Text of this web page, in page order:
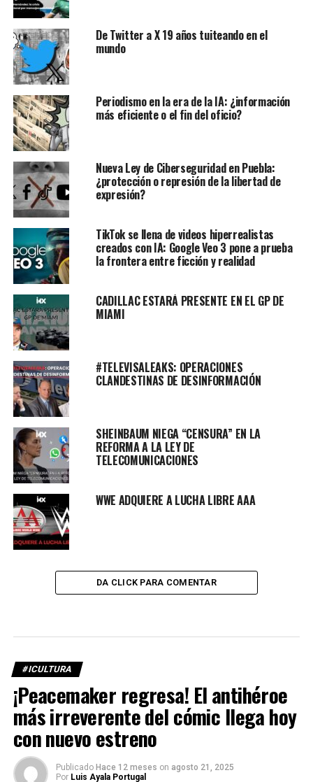
De Twitter a X 19 años tuiteando en el
mundo
Periodismo en la era de la IA: ¿información
más eficiente o el fin del oficio?
Nueva Ley de Ciberseguridad en Puebla:
¿protección o represión de la libertad de
expresión?
TikTok se llena de videos hiperrealistas
creados con IA: Google Veo 3 pone a prueba
la frontera entre ficción y realidad
CADILLAC ESTARÁ PRESENTE EN EL GP DE
MIAMI
#TELEVISALEAKS: OPERACIONES
CLANDESTINAS DE DESINFORMACIÓN
SHEINBAUM NIEGA “CENSURA” EN LA
REFORMA A LA LEY DE
TELECOMUNICACIONES
WWE ADQUIERE A LUCHA LIBRE AAA
DA CLICK PARA COMENTAR
#ICULTURA
¡Peacemaker regresa! El antihéroe
más irreverente del cómic llega hoy
con nuevo estreno
Publicado Hace 12 meses on agosto 21, 2025
Por Luis Ayala Portugal